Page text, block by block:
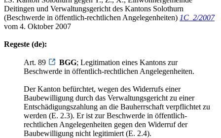
Deitingen und Verwaltungsgericht des Kantons Solothurn
(Beschwerde in öffentlich-rechtlichen Angelegenheiten) 1C_2/2007
vom 4. Oktober 2007
Regeste (de):
Art. 89 BGG; Legitimation eines Kantons zur
Beschwerde in öffentlich-rechtlichen Angelegenheiten.
Der Kanton befürchtet, wegen des Widerrufs einer
Baubewilligung durch das Verwaltungsgericht zu einer
Entschädigungszahlung an die Bauherrschaft verpflichtet zu
werden (E. 2.3). Er ist zur Beschwerde in öffentlich-
rechtlichen Angelegenheiten gegen den Widerruf der
Baubewilligung nicht legitimiert (E. 2.4).